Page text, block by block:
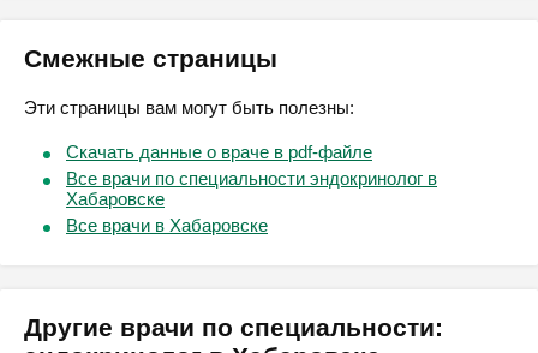
Смежные страницы
Эти страницы вам могут быть полезны:
Скачать данные о враче в pdf-файле
Все врачи по специальности эндокринолог в
Хабаровске
Все врачи в Хабаровске
Другие врачи по специальности: